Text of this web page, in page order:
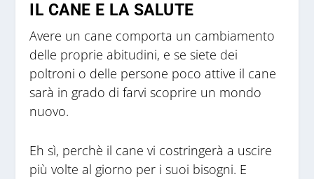
IL CANE E LA SALUTE
Avere un cane comporta un cambiamento
delle proprie abitudini, e se siete dei
poltroni o delle persone poco attive il cane
sarà in grado di farvi scoprire un mondo
nuovo.
Eh sì, perchè il cane vi costringerà a uscire
più volte al giorno per i suoi bisogni. E